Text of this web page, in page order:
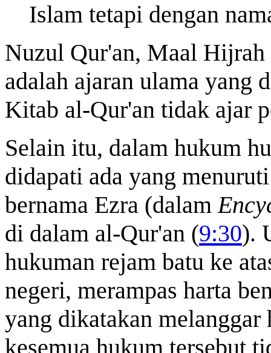
Islam tetapi dengan
Nuzul Qur'an, Maal Hijrah
adalah ajaran ulama yang
Kitab al-Qur'an tidak ajar
Selain itu, dalam hukum
didapati ada yang
bernama Ezra (dalam
di dalam al-Qur'an (9:30).
hukuman rejam batu ke
negeri, merampas harta
yang dikatakan
kesemua hukum tersebut